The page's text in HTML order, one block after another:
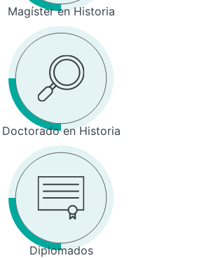
Magíster en Historia
Doctorado en Historia
Diplomados